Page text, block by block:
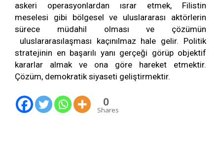
askeri operasyonlardan ısrar etmek, Filistin
meselesi gibi bölgesel ve uluslararası aktörlerin
sürece müdahil olması ve çözümün
uluslararasılaşması kaçınılmaz hale gelir. Politik
stratejinin en başarılı yanı gerçeği görüp objektif
kararlar almak ve ona göre hareket etmektir.
Çözüm, demokratik siyaseti geliştirmektir.
0
Shares